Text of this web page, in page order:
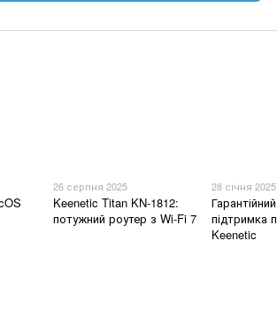
26 серпня 2025
Keenetic Titan KN-1812:
потужний роутер з Wi-Fi 7
28 січня 2025
підтримка
Keenetic